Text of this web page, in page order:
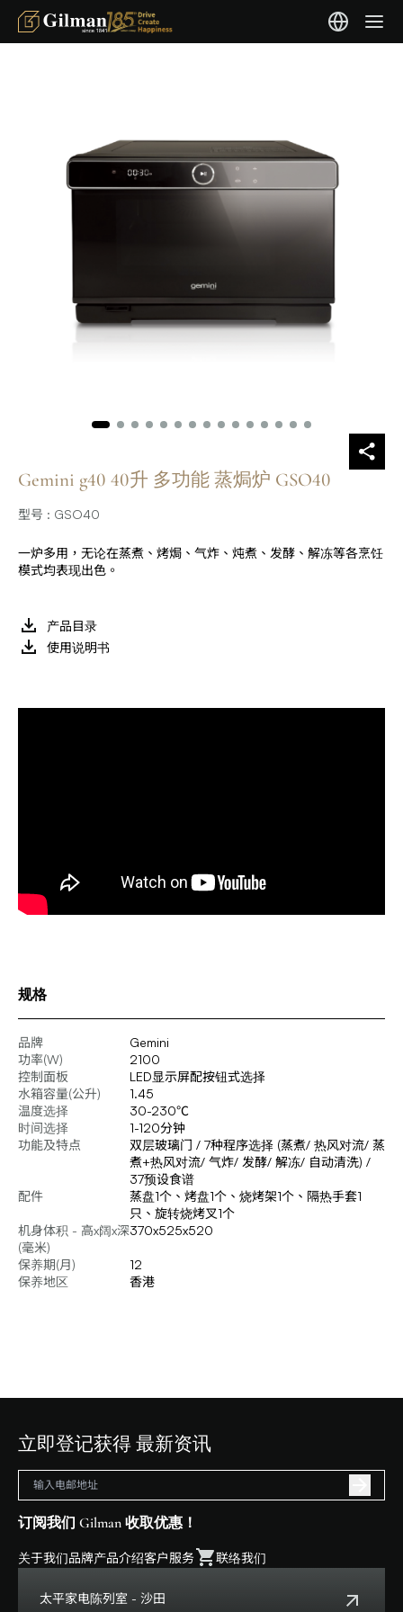
Gemini g40 40升 多功能 蒸焗炉 GSO40
型号 : GSO40
一炉多用，无论在蒸煮、烤焗、气炸、炖煮、发酵、解冻等各烹饪
模式均表现出色。
产品目录
使用说明书
规格
品牌
Gemini
功率(W)
2100
控制面板
LED显示屏配按钮式选择
水箱容量(公升)
1.45
温度选择
30-230℃
时间选择
1-120分钟
功能及特点
双层玻璃门 / 7种程序选择 (蒸煮/ 热风对流/ 蒸
煮+热风对流/ 气炸/ 发酵/ 解冻/ 自动清洗) /
37预设食谱
配件
蒸盘1个、烤盘1个、烧烤架1个、隔热手套1
只、旋转烧烤叉1个
机身体积 - 高x阔x深
(毫米)
370x525x520
保养期(月)
12
保养地区
香港
立即登记获得 最新资讯
订阅我们 Gilman 收取优惠！
关于我们品牌产品介绍客户服务 联络我们
太平家电陈列室 - 沙田